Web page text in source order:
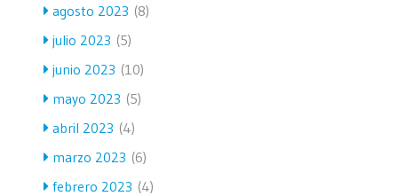
agosto 2023 (8)
julio 2023 (5)
junio 2023 (10)
mayo 2023 (5)
abril 2023 (4)
marzo 2023 (6)
febrero 2023 (4)